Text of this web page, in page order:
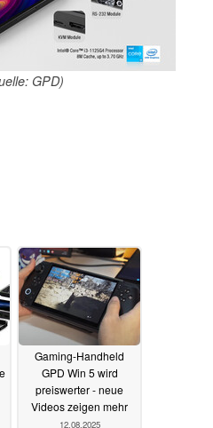
GPD)
Gaming-Handheld
GPD Win 5 wird
preiswerter - neue
Videos zeigen mehr
12.08.2025